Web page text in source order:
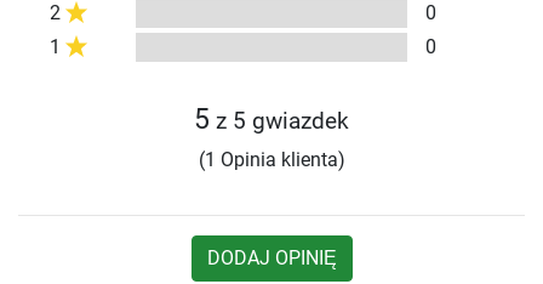
2
0
1
0
5 z 5 gwiazdek
(1 Opinia klienta)
DODAJ OPINIĘ